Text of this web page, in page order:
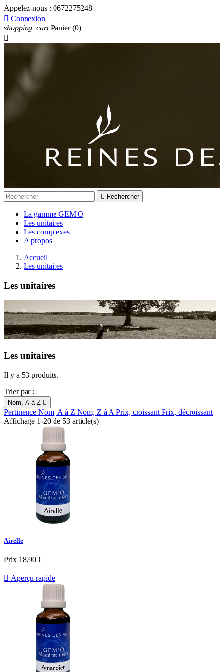
Appelez-nous : 0672275248
 Connexion
shopping_cart Panier (0)

 Rechercher
La gamme GEM'O
Les unitaires
Les complexes
A propos
Accueil
Les unitaires
Les unitaires
Les unitaires
Il y a 53 produits.
Trier par :
Nom, A à Z 
Pertinence Nom, A à Z Nom, Z à A Prix, croissant Prix, décroissant
Affichage 1-20 de 53 article(s)
Airelle
Prix 18,90 €
 Aperçu rapide